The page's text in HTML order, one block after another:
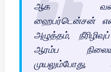
ஆக
ஹைபர்டென்சன்
அழுத்தம்,
ஆரம்ப